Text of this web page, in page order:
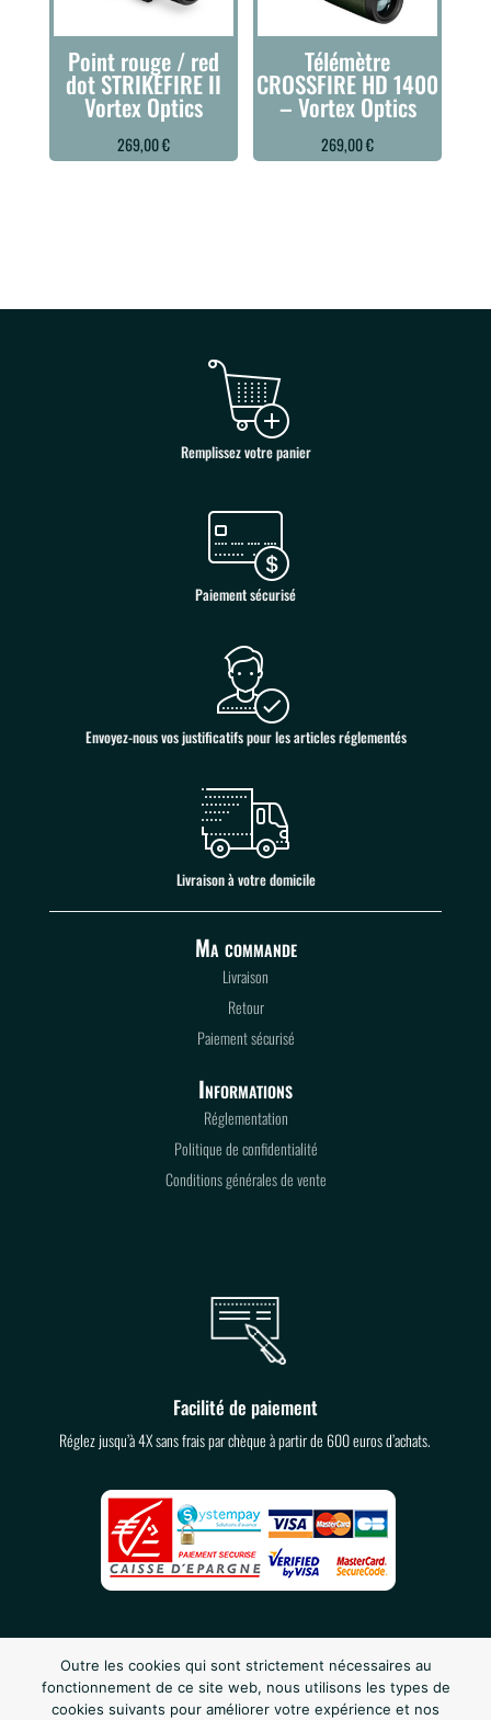
Point rouge / red
dot STRIKEFIRE II
Vortex Optics
269,00€
Télémètre
CROSSFIRE HD 1400
– Vortex Optics
269,00€
Remplissez votre panier
Paiement sécurisé
Envoyez-nous vos justificatifs pour les articles réglementés
Livraison à votre domicile
Ma commande
Livraison
Retour
Paiement sécurisé
Informations
Réglementation
Politique de confidentialité
Conditions générales de vente
Facilité de paiement
Réglez jusqu’à 4X sans frais par chèque à partir de 600 euros d’achats.
Outre les cookies qui sont strictement nécessaires au
fonctionnement de ce site web, nous utilisons les types de
cookies suivants pour améliorer votre expérience et nos